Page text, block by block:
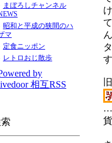
す
…
まぼろしチャンネル
昭和と平成の狭間のハ
マ
定食ニッポン
レトロおじ散歩
by
相互RSS